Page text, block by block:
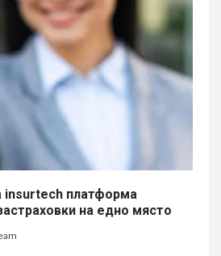
insurtech платформа
на едно място